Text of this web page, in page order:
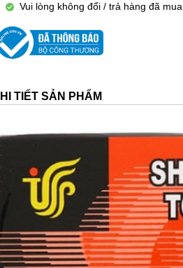
Vui lòng không đổi / trả hàng đã mua
TIẾT SẢN PHẨM